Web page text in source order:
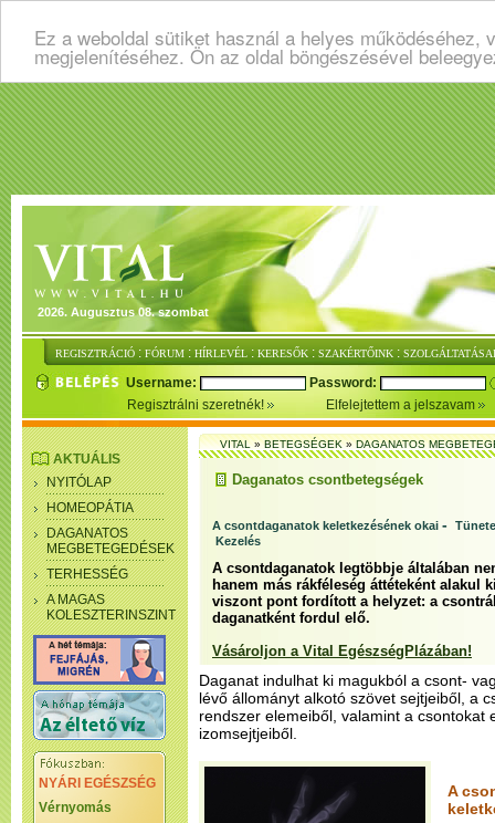
Ez a weboldal sütiket használ a helyes
megjelenítéséhez. Ön az oldal böngészésével
2026. Augusztus 08. szombat
REGISZTRÁCIÓ : FÓRUM : HÍRLEVÉL : KERESŐK : SZAKÉRTŐINK :
Username:
Password:
Regisztrálni szeretnék!
Elfelejtettem a jelszavam
AKTUÁLIS
NYITÓLAP
HOMEOPÁTIA
DAGANATOS
MEGBETEGEDÉSEK
TERHESSÉG
A MAGAS
KOLESZTERINSZINT
NYÁRI EGÉSZSÉG
Vérnyomás
VITAL»BETEGSÉGEK»DAGANATOS
Daganatos csontbetegségek
A csontdaganatok keletkezésének okai -
Kezelés
A csontdaganatok legtöbbje általában
hanem más rákféleség áttéteként alakul
viszont pont fordított a helyzet: a
daganatként fordul elő.
Vásároljon a Vital EgészségPlázában!
Daganat indulhat ki magukból a csont-
lévő állományt alkotó szövet sejtjeiből, a
rendszer elemeiből, valamint a csontokat
izomsejtjeiből.
A